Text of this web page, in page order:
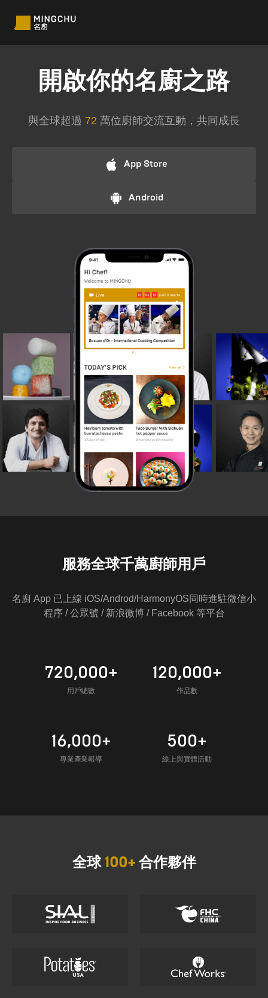
開啟你的名廚之路
與全球超過 72 萬位廚師交流互動，共同成長
App Store
Android
服務全球千萬廚師用戶
名廚 App 已上線 iOS/Androd/HarmonyOS同時進駐微信小
程序 / 公眾號 / 新浪微博 / Facebook 等平台
720,000+
用戶總數
120,000+
作品數
16,000+
專業產業報導
500+
線上與實體活動
全球100+合作夥伴